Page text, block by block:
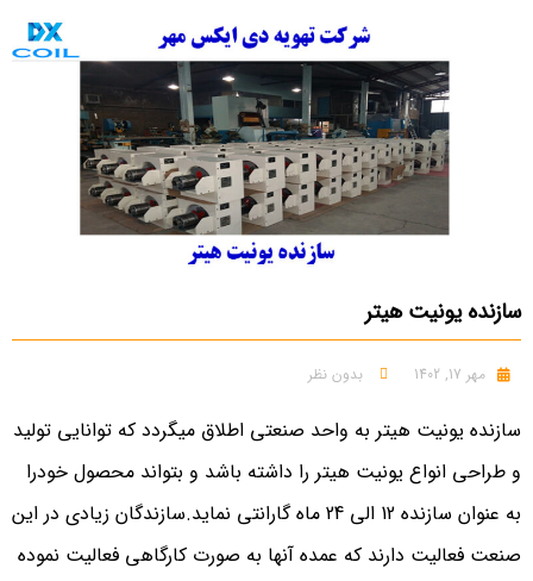
سازنده یونیت هیتر
مهر 17, 1402 بدون نظر
سازنده یونیت هیتر به واحد صنعتی اطلاق میگردد که توانایی تولید
و طراحی انواع یونیت هیتر را داشته باشد و بتواند محصول خودرا
به عنوان سازنده 12 الی 24 ماه گارانتی نماید.سازندگان زیادی در این
صنعت فعالیت دارند که عمده آنها به صورت کارگاهی فعالیت نموده